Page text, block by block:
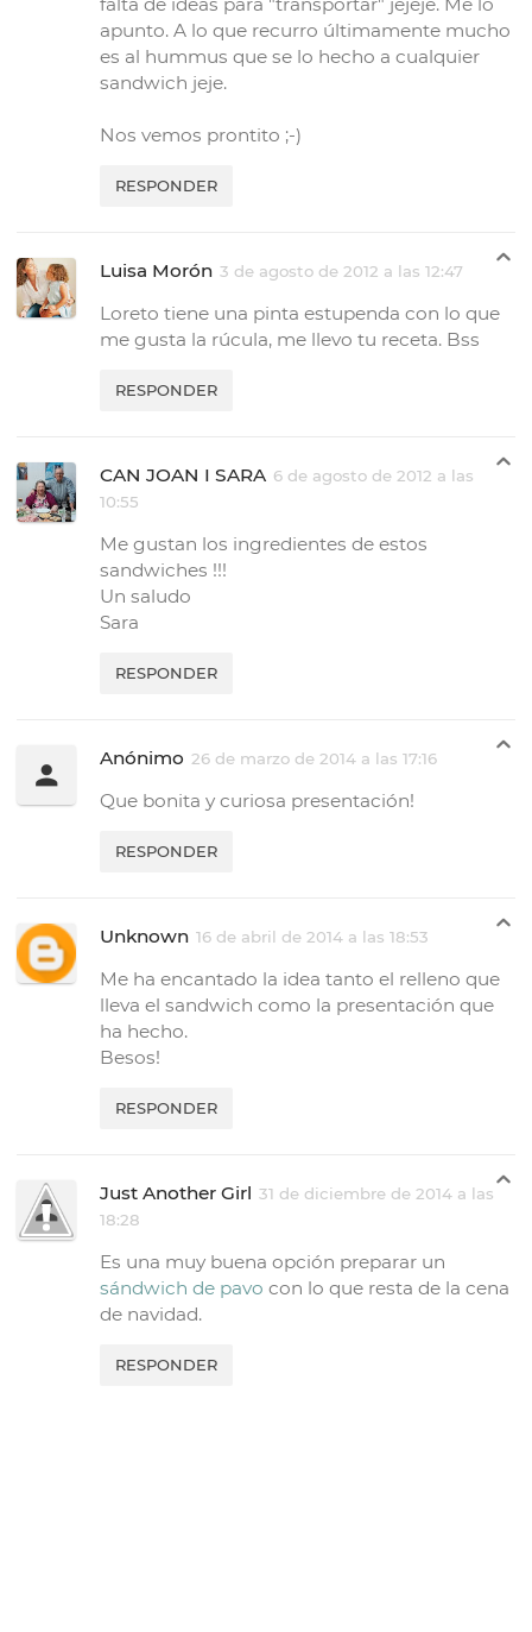
apunto. A lo que recurro últimamente mucho
es al hummus que se lo hecho a cualquier
sandwich jeje.
Nos vemos prontito ;-)
RESPONDER
Luisa Morón 3 de agosto de 2012 a las 12:47
Loreto tiene una pinta estupenda con lo que
me gusta la rúcula, me llevo tu receta. Bss
RESPONDER
CAN JOAN I SARA 6 de agosto de 2012 a las
10:55
Me gustan los ingredientes de estos
sandwiches !!!
Un saludo
Sara
RESPONDER
Anónimo 26 de marzo de 2014 a las 17:16
Que bonita y curiosa presentación!
RESPONDER
Unknown 16 de abril de 2014 a las 18:53
Me ha encantado la idea tanto el relleno que
lleva el sandwich como la presentación que
ha hecho.
Besos!
RESPONDER
Just Another Girl 31 de diciembre de 2014 a las
18:28
Es una muy buena opción preparar un
sándwich de pavo con lo que resta de la cena
de navidad.
RESPONDER